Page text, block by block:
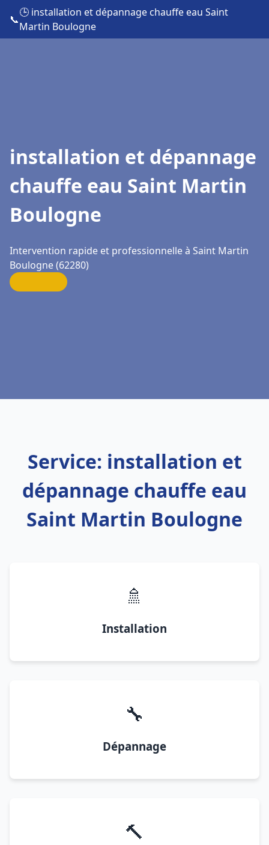
📞
🕒 installation et dépannage chauffe eau Saint
Martin Boulogne
installation et dépannage
chauffe eau Saint Martin
Boulogne
Intervention rapide et professionnelle à Saint Martin
Boulogne (62280)
Service: installation et
dépannage chauffe eau
Saint Martin Boulogne
🚿
Installation
🔧
Dépannage
🔨